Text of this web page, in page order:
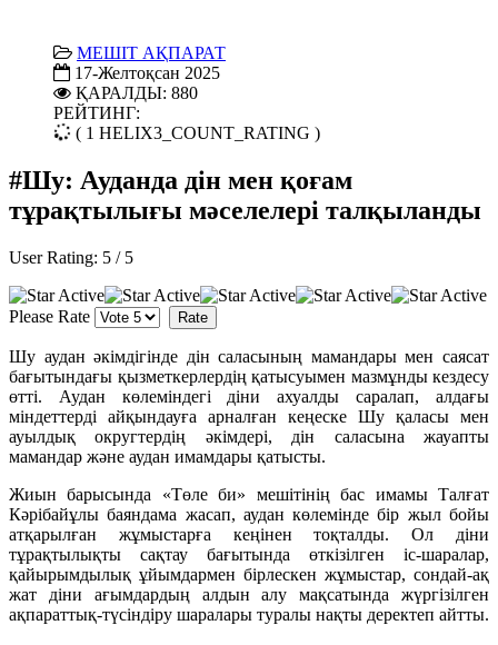
МЕШІТ АҚПАРАТ
17-Желтоқсан 2025
ҚАРАЛДЫ: 880
РЕЙТИНГ:
( 1 HELIX3_COUNT_RATING )
#Шу: Ауданда дін мен қоғам
тұрақтылығы мәселелері талқыланды
User Rating: 5 / 5
Please Rate
Шу аудан әкімдігінде дін саласының мамандары мен саясат
бағытындағы қызметкерлердің қатысуымен мазмұнды кездесу
өтті. Аудан көлеміндегі діни ахуалды саралап, алдағы
міндеттерді айқындауға арналған кеңеске Шу қаласы мен
ауылдық округтердің әкімдері, дін саласына жауапты
мамандар және аудан имамдары қатысты.
Жиын барысында «Төле би» мешітінің бас имамы Талғат
Кәрібайұлы баяндама жасап, аудан көлемінде бір жыл бойы
атқарылған жұмыстарға кеңінен тоқталды. Ол діни
тұрақтылықты сақтау бағытында өткізілген іс-шаралар,
қайырымдылық ұйымдармен бірлескен жұмыстар, сондай-ақ
жат діни ағымдардың алдын алу мақсатында жүргізілген
ақпараттық-түсіндіру шаралары туралы нақты деректеп айтты.